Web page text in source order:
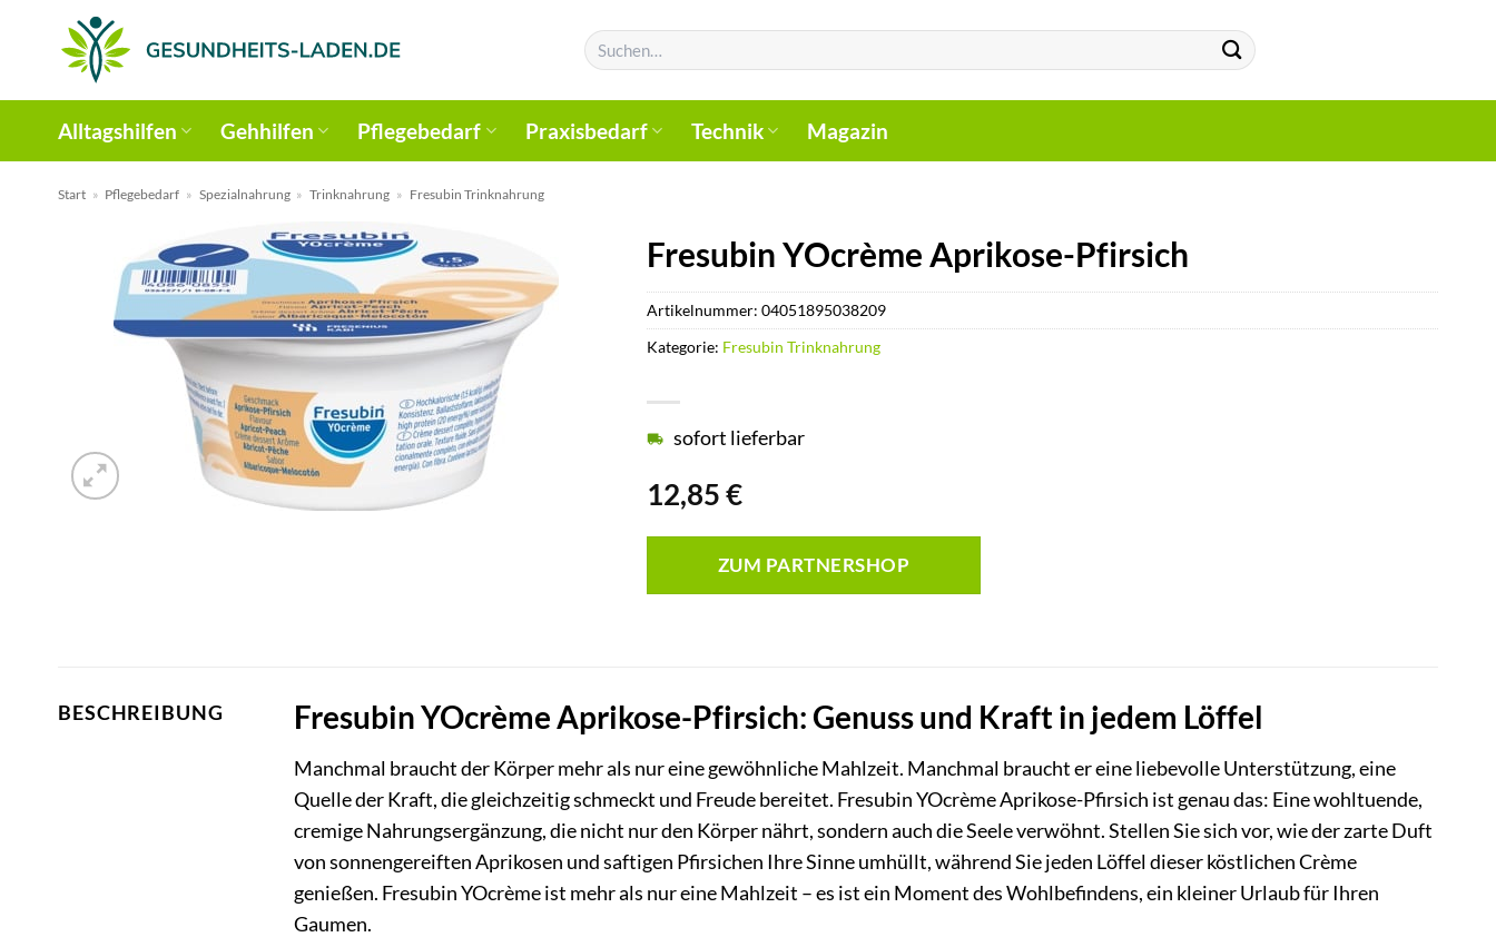
Suchen
nach:
Alltagshilfen Gehhilfen Pflegebedarf Praxisbedarf Technik Magazin
Start » Pflegebedarf » Spezialnahrung » Trinknahrung » Fresubin Trinknahrung
Fresubin YOcrème Aprikose-Pfirsich
12,85€
sofort lieferbar
ZUM PARTNERSHOP
Artikelnummer:04051895038209
Kategorie: Fresubin Trinknahrung
BESCHREIBUNG Fresubin YOcrème Aprikose-Pfirsich: Genuss und Kraft in jedem Löffel
Manchmal braucht der Körper mehr als nur eine gewöhnliche Mahlzeit. Manchmal braucht er eine liebevolle Unterstützung, eine
Quelle der Kraft, die gleichzeitig schmeckt und Freude bereitet. Fresubin YOcrème Aprikose-Pfirsich ist genau das: Eine wohltuende,
cremige Nahrungsergänzung, die nicht nur den Körper nährt, sondern auch die Seele verwöhnt. Stellen Sie sich vor, wie der zarte Duft
von sonnengereiften Aprikosen und saftigen Pfirsichen Ihre Sinne umhüllt, während Sie jeden Löffel dieser köstlichen Crème
genießen. Fresubin YOcrème ist mehr als nur eine Mahlzeit – es ist ein Moment des Wohlbefindens, ein kleiner Urlaub für Ihren
Gaumen.